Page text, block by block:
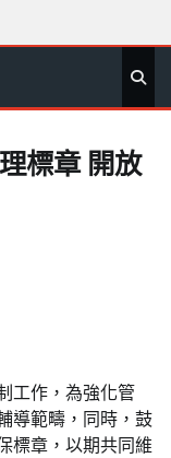
政 地 專
標章 開放
工作，為強化管
導範疇，同時，鼓
標章，以期共同維